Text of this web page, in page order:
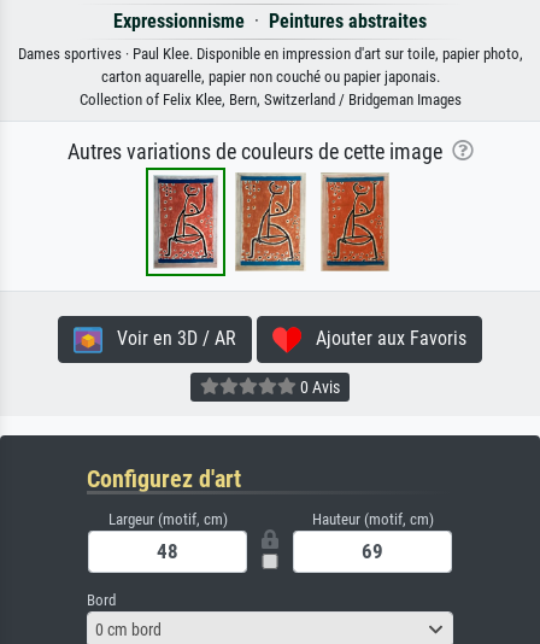
Expressionnisme · Peintures abstraites
Dames sportives · Paul Klee. Disponible en impression d'art sur toile, papier photo,
carton aquarelle, papier non couché ou papier japonais.
Collection of Felix Klee, Bern, Switzerland / Bridgeman Images
Autres variations de couleurs de cette image
Voir en 3D / AR Ajouter aux Favoris
0 Avis
Configurez d'art
Largeur (motif, cm) Hauteur (motif, cm)
Bord
0 cm bord